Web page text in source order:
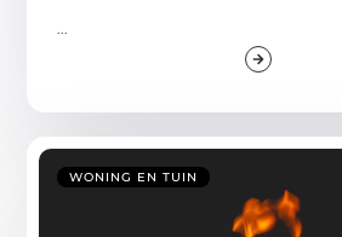
...
WONING EN TUIN